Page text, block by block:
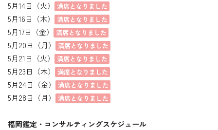
5月14日（火） 満席となりました
5月16日（木） 満席となりました
5月17日（金） 満席となりました
5月20日（月） 満席となりました
5月21日（火） 満席となりました
5月23日（木） 満席となりました
5月24日（金） 満席となりました
5月28日（月） 満席となりました
福岡鑑定・コンサルティングスケジュール